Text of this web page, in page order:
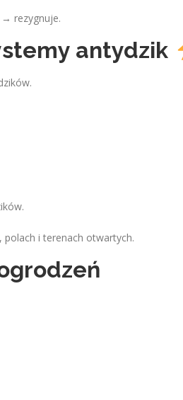
rezygnuje.
antydzik
polach i terenach otwartych.